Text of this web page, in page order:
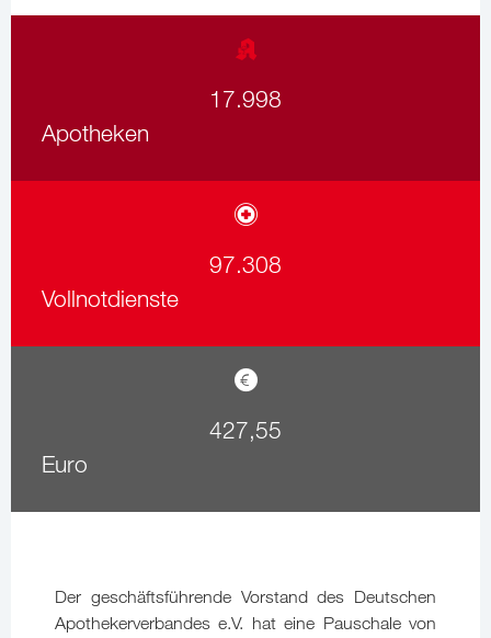
17.998
Apotheken
97.308
Vollnotdienste
427,55
Euro
Der geschäftsführende Vorstand des Deutschen
Apothekerverbandes e.V. hat eine Pauschale von